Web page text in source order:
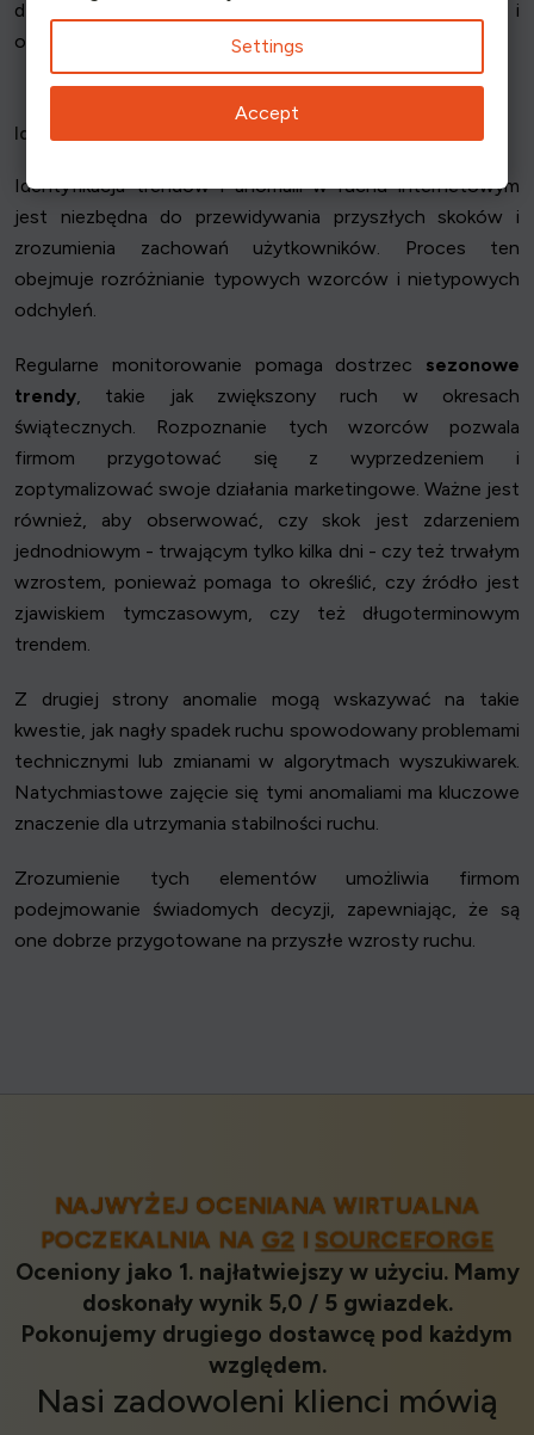
działania doprowadziły do gwałtownego wzrostu i
odpowiednio dostosować swoje strategie.
Identyfikacja trendów i anomalii
Identyfikacja trendów i anomalii w ruchu internetowym
jest niezbędna do przewidywania przyszłych skoków i
zrozumienia zachowań użytkowników. Proces ten
obejmuje rozróżnianie typowych wzorców i nietypowych
odchyleń.
Regularne monitorowanie pomaga dostrzec sezonowe
trendy, takie jak zwiększony ruch w okresach
świątecznych. Rozpoznanie tych wzorców pozwala
firmom przygotować się z wyprzedzeniem i
zoptymalizować swoje działania marketingowe. Ważne jest
również, aby obserwować, czy skok jest zdarzeniem
jednodniowym - trwającym tylko kilka dni - czy też trwałym
wzrostem, ponieważ pomaga to określić, czy źródło jest
zjawiskiem tymczasowym, czy też długoterminowym
trendem.
Z drugiej strony anomalie mogą wskazywać na takie
kwestie, jak nagły spadek ruchu spowodowany problemami
technicznymi lub zmianami w algorytmach wyszukiwarek.
Natychmiastowe zajęcie się tymi anomaliami ma kluczowe
znaczenie dla utrzymania stabilności ruchu.
Zrozumienie tych elementów umożliwia firmom
podejmowanie świadomych decyzji, zapewniając, że są
one dobrze przygotowane na przyszłe wzrosty ruchu.
NAJWYŻEJ OCENIANA WIRTUALNA
POCZEKALNIA NA G2 I SOURCEFORGE
Oceniony jako 1. najłatwiejszy w użyciu. Mamy
doskonały wynik 5,0 / 5 gwiazdek.
Pokonujemy drugiego dostawcę pod każdym
względem.
Nasi zadowoleni klienci mówią
Settings
Accept